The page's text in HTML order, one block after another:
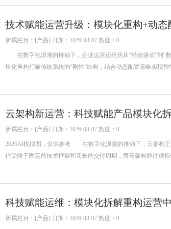
技术赋能运营升级：模块化重构+动
所属栏目：[产品] 日期：2026-08-07 热度：0
在数字化浪潮的推动下，企业运营正经历从“经验驱动”到“
块化重构打破传统系统的“刚性”结构，结合动态配置策略实现智
云架构新运营：科技赋能产品模块化
所属栏目：[产品] 日期：2026-08-07 热度：0
2026AI模拟图，仅供参考 在数字化浪潮的推动下，云架构正
往受限于固定的技术框架和冗长的交付周期，而云架构通过虚
科技赋能运维：模块化拆解重构运营
所属栏目：[产品] 日期：2026-08-07 热度：0